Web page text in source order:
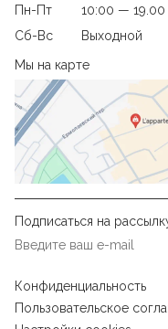
Пн-Пт
10:00 — 19.00
Сб-Вс
Выходной
Мы на карте
Подписаться на
Конфиденциальность
Пользовательское